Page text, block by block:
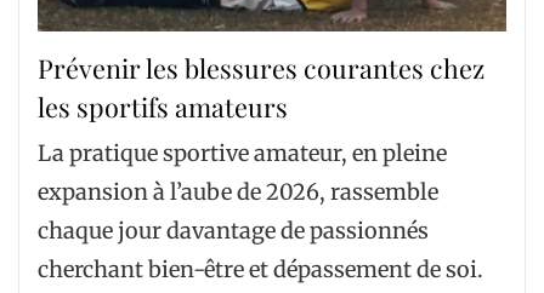
Prévenir les blessures courantes chez
les sportifs amateurs
La pratique sportive amateur, en pleine
expansion à l’aube de 2026, rassemble
chaque jour davantage de passionnés
cherchant bien-être et dépassement de soi.